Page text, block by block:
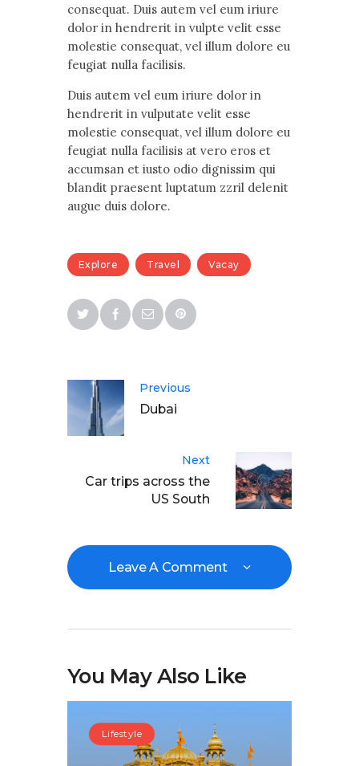
consequat. Duis autem vel eum iriure
dolor in hendrerit in vulpte velit esse
molestie consequat, vel illum dolore eu
feugiat nulla facilisis.
Duis autem vel eum iriure dolor in
hendrerit in vulputate velit esse
molestie consequat, vel illum dolore eu
feugiat nulla facilisis at vero eros et
accumsan et iusto odio dignissim qui
blandit praesent luptatum zzril delenit
augue duis dolore.
Explore Travel Vacay
Previous
Dubai
Next
Car trips across the
US South
Leave A Comment
You May Also Like
Lifestyle